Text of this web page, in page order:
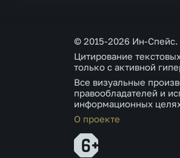
© 2015-2026 Ин-Спейс.
Цитирование
только с активной
Все визуальные
правообладателей и
информационных
О проекте